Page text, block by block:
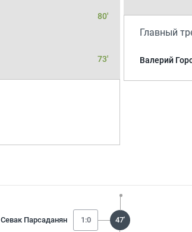
80'
73'
Главный
Валерий
Севак Парсаданян 1:0 47'